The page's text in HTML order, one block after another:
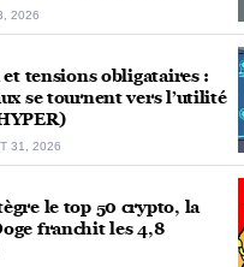
2026
et tensions obligataires :
se tournent vers l’utilité
31, 2026
le top 50 crypto, la
franchit les 4,8